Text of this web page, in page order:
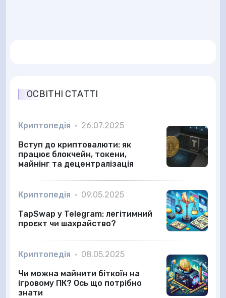
ОСВІТНІ СТАТТІ
Криптопедія • 26.07.2025
Вступ до криптовалюти: як
працює блокчейн, токени,
майнінг та децентралізація
Криптопедія • 09.05.2025
TapSwap у Telegram: легітимний
проєкт чи шахрайство?
Криптопедія • 08.05.2025
Чи можна майнити біткоїн на
ігровому ПК? Ось що потрібно
знати